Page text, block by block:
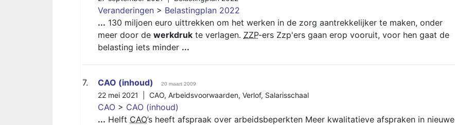
Veranderingen > Belastingplan 2022
... 130 miljoen euro uittrekken om het werken in de zorg aantrekkelijker te maken, onder
meer door de werkdruk te verlagen. ZZP-ers Zzp'ers gaan erop vooruit, voor hen gaat de
belasting iets minder ...
7. CAO (inhoud) 20 maart 2009
22 mei 2021 | CAO, Arbeidsvoorwaarden, Verlof, Salarisschaal
CAO > CAO (inhoud)
... Helft CAO’s heeft afspraak over arbeidsbeperkten Meer kwalitatieve afspraken in nieuwe